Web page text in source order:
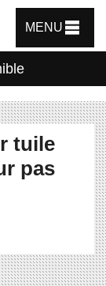
MENU
tuile
pas